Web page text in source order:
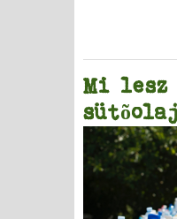
Mi lesz